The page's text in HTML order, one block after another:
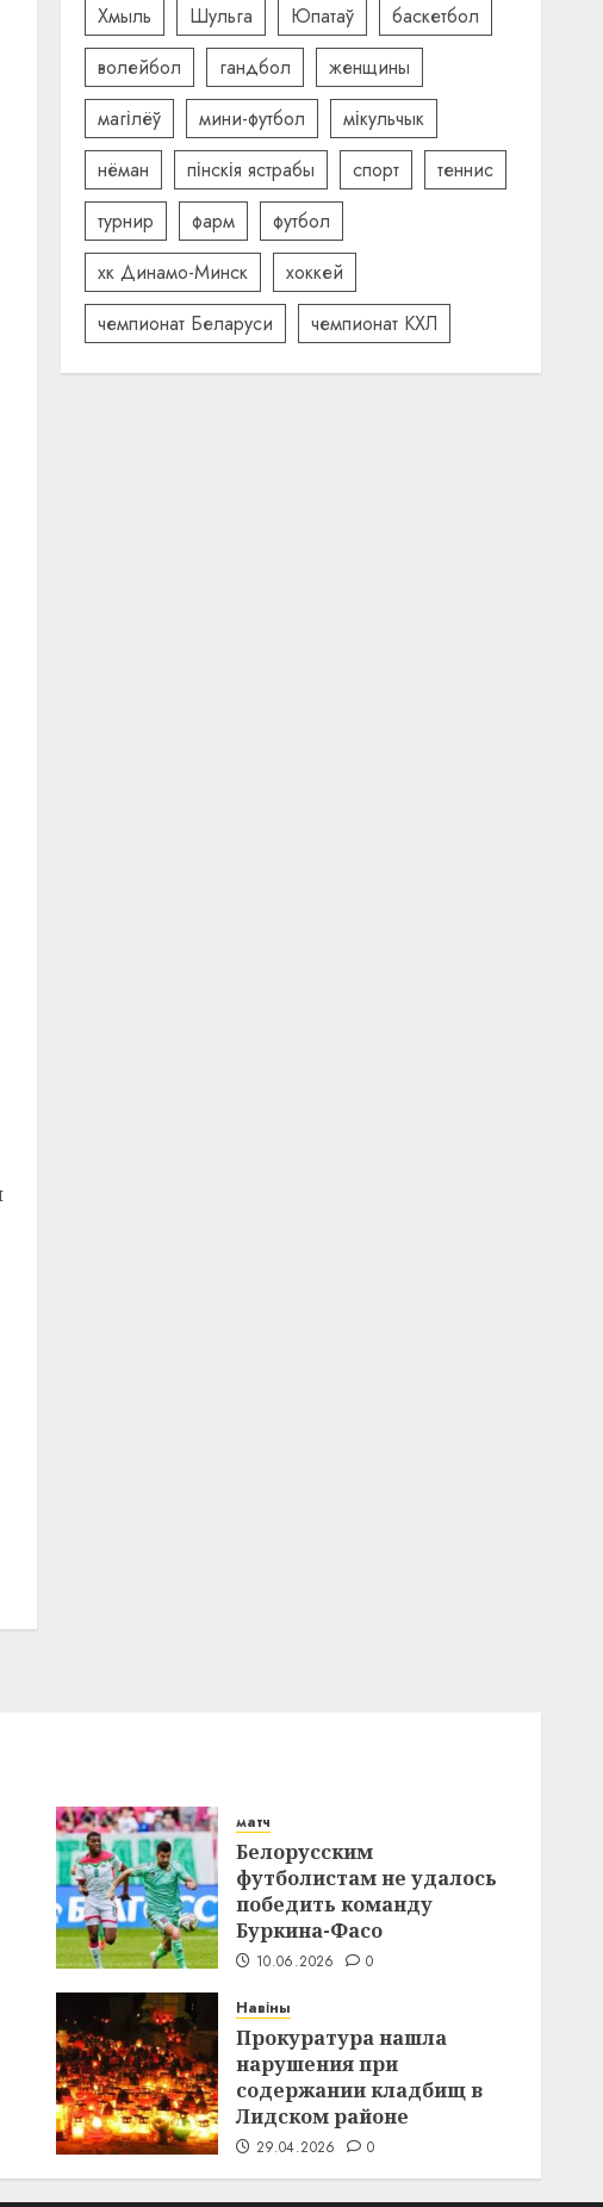
Хмыль
Шульга Юпатаў
баскетбол
волейбол
гандбол
женщины
магілёў
мини-футбол
мікульчык
нёман
пінскія ястрабы спорт
теннис
турнир
фарм
футбол
хк Динамо-Минск
хоккей
чемпионат Беларуси
чемпионат КХЛ
матч
Белорусским
футболистам не удалось
победить команду
Буркина-Фасо
10.06.2026 0
Навіны
Прокуратура нашла
нарушения при
содержании кладбищ в
Лидском районе
29.04.2026 0